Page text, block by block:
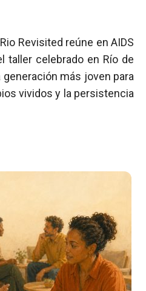
Revisited reúne en AIDS
taller celebrado en Río de
más joven para
vividos y la persistencia